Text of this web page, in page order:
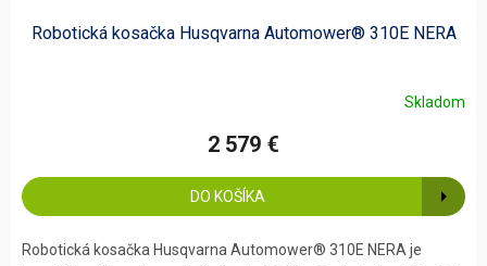
Robotická kosačka Husqvarna Automower® 310E NERA
Skladom
2 579 €
DO KOŠÍKA
Robotická kosačka Husqvarna Automower® 310E NERA je